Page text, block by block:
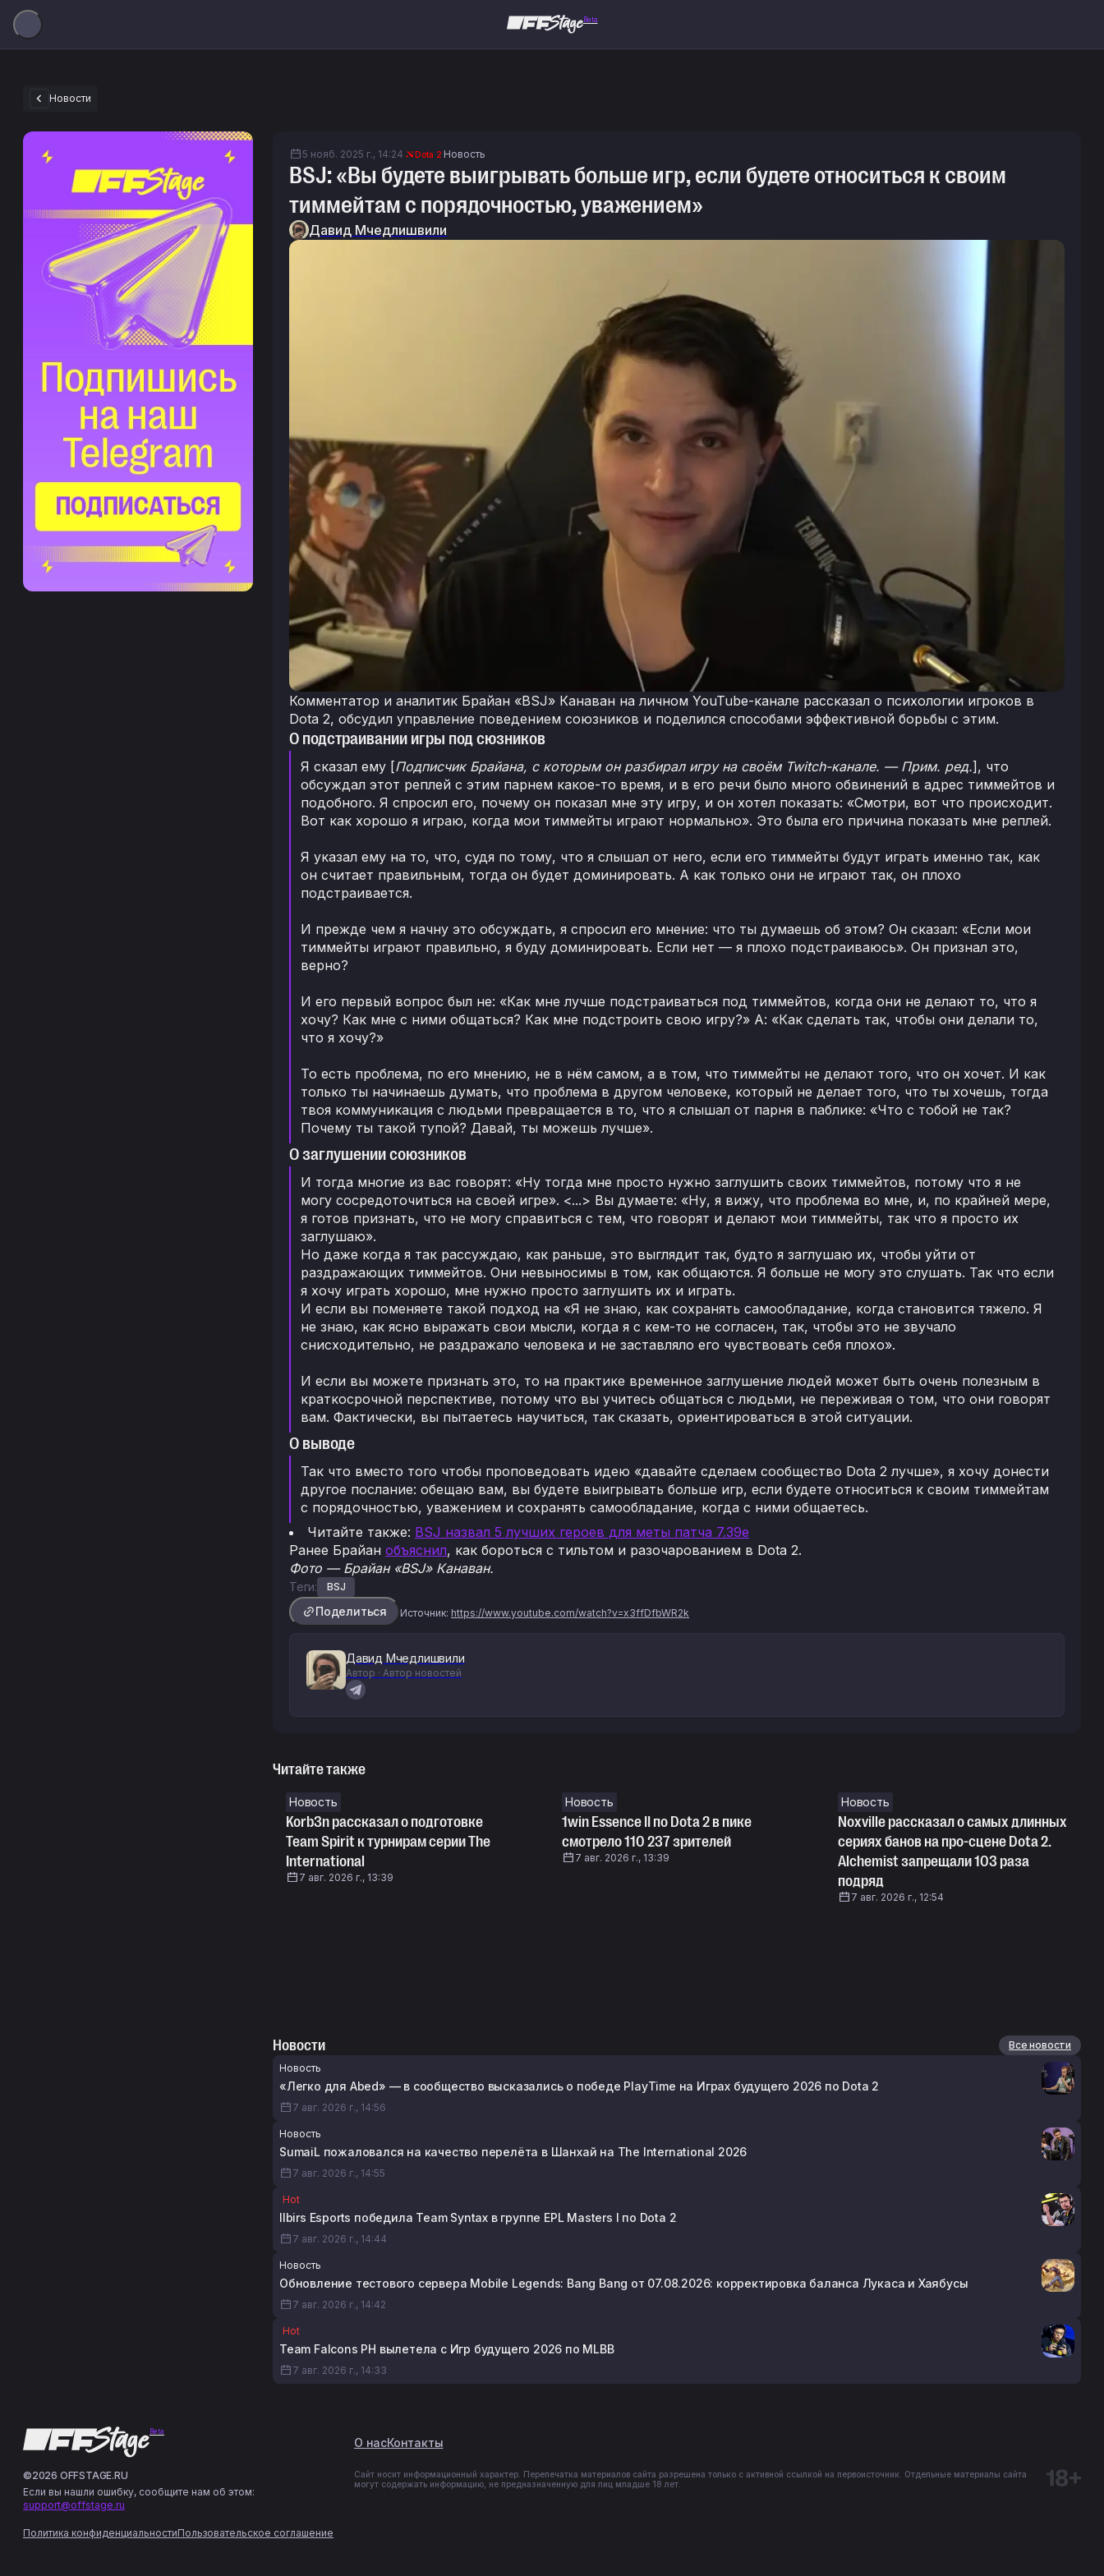
Beta
Новости
5 нояб. 2025 г., 14:24 Dota 2 Новость
BSJ: «Вы будете выигрывать больше игр, если будете относиться к своим
тиммейтам с порядочностью, уважением»
Давид Мчедлишвили
Комментатор и аналитик Брайан «BSJ» Канаван на личном YouTube-канале рассказал о психологии игроков в
Dota 2, обсудил управление поведением союзников и поделился способами эффективной борьбы с этим.
О подстраивании игры под сюзников
Я сказал ему [Подписчик Брайана, с которым он разбирал игру на своём Twitch-канале. — Прим. ред.], что
обсуждал этот реплей с этим парнем какое-то время, и в его речи было много обвинений в адрес тиммейтов и
подобного. Я спросил его, почему он показал мне эту игру, и он хотел показать: «Смотри, вот что происходит.
Вот как хорошо я играю, когда мои тиммейты играют нормально». Это была его причина показать мне реплей.
Я указал ему на то, что, судя по тому, что я слышал от него, если его тиммейты будут играть именно так, как
он считает правильным, тогда он будет доминировать. А как только они не играют так, он плохо
подстраивается.
И прежде чем я начну это обсуждать, я спросил его мнение: что ты думаешь об этом? Он сказал: «Если мои
тиммейты играют правильно, я буду доминировать. Если нет — я плохо подстраиваюсь». Он признал это,
верно?
И его первый вопрос был не: «Как мне лучше подстраиваться под тиммейтов, когда они не делают то, что я
хочу? Как мне с ними общаться? Как мне подстроить свою игру?» А: «Как сделать так, чтобы они делали то,
что я хочу?»
То есть проблема, по его мнению, не в нём самом, а в том, что тиммейты не делают того, что он хочет. И как
только ты начинаешь думать, что проблема в другом человеке, который не делает того, что ты хочешь, тогда
твоя коммуникация с людьми превращается в то, что я слышал от парня в паблике: «Что с тобой не так?
Почему ты такой тупой? Давай, ты можешь лучше».
О заглушении союзников
И тогда многие из вас говорят: «Ну тогда мне просто нужно заглушить своих тиммейтов, потому что я не
могу сосредоточиться на своей игре». <...> Вы думаете: «Ну, я вижу, что проблема во мне, и, по крайней мере,
я готов признать, что не могу справиться с тем, что говорят и делают мои тиммейты, так что я просто их
заглушаю».
Но даже когда я так рассуждаю, как раньше, это выглядит так, будто я заглушаю их, чтобы уйти от
раздражающих тиммейтов. Они невыносимы в том, как общаются. Я больше не могу это слушать. Так что если
я хочу играть хорошо, мне нужно просто заглушить их и играть.
И если вы поменяете такой подход на «Я не знаю, как сохранять самообладание, когда становится тяжело. Я
не знаю, как ясно выражать свои мысли, когда я с кем-то не согласен, так, чтобы это не звучало
снисходительно, не раздражало человека и не заставляло его чувствовать себя плохо».
И если вы можете признать это, то на практике временное заглушение людей может быть очень полезным в
краткосрочной перспективе, потому что вы учитесь общаться с людьми, не переживая о том, что они говорят
вам. Фактически, вы пытаетесь научиться, так сказать, ориентироваться в этой ситуации.
О выводе
Так что вместо того чтобы проповедовать идею «давайте сделаем сообщество Dota 2 лучше», я хочу донести
другое послание: обещаю вам, вы будете выигрывать больше игр, если будете относиться к своим тиммейтам
с порядочностью, уважением и сохранять самообладание, когда с ними общаетесь.
Читайте также: BSJ назвал 5 лучших героев для меты патча 7.39e
Ранее Брайан объяснил, как бороться с тильтом и разочарованием в Dota 2.
Фото — Брайан «BSJ» Канаван.
Теги: BSJ
Поделиться Источник: https://www.youtube.com/watch?v=x3ffDfbWR2k
Давид Мчедлишвили
Автор · Автор новостей
Читайте также
Новость
Korb3n рассказал о подготовке
Team Spirit к турнирам серии The
International
7 авг. 2026 г., 13:39
Новость
1win Essence II по Dota 2 в пике
смотрело 110 237 зрителей
7 авг. 2026 г., 13:39
Новость
Noxville рассказал о самых длинных
сериях банов на про-сцене Dota 2.
Alchemist запрещали 103 раза
подряд
7 авг. 2026 г., 12:54
Новости
Все новости
Новость
«Легко для Abed» — в сообщество высказались о победе PlayTime на Играх будущего 2026 по Dota 2
7 авг. 2026 г., 14:56
Новость
SumaiL пожаловался на качество перелёта в Шанхай на The International 2026
7 авг. 2026 г., 14:55
Hot
Ilbirs Esports победила Team Syntax в группе EPL Masters I по Dota 2
7 авг. 2026 г., 14:44
Новость
Обновление тестового сервера Mobile Legends: Bang Bang от 07.08.2026: корректировка баланса Лукаса и Хаябусы
7 авг. 2026 г., 14:42
Hot
Team Falcons PH вылетела с Игр будущего 2026 по MLBB
7 авг. 2026 г., 14:33
Beta
О насКонтакты
©2026 OFFSTAGE.RU
Если вы нашли ошибку, сообщите нам об этом:
support@offstage.ru
Политика конфиденциальностиПользовательское соглашение
Сайт носит информационный характер. Перепечатка материалов сайта разрешена только с активной ссылкой на первоисточник. Отдельные материалы сайта
могут содержать информацию, не предназначенную для лиц младше 18 лет.